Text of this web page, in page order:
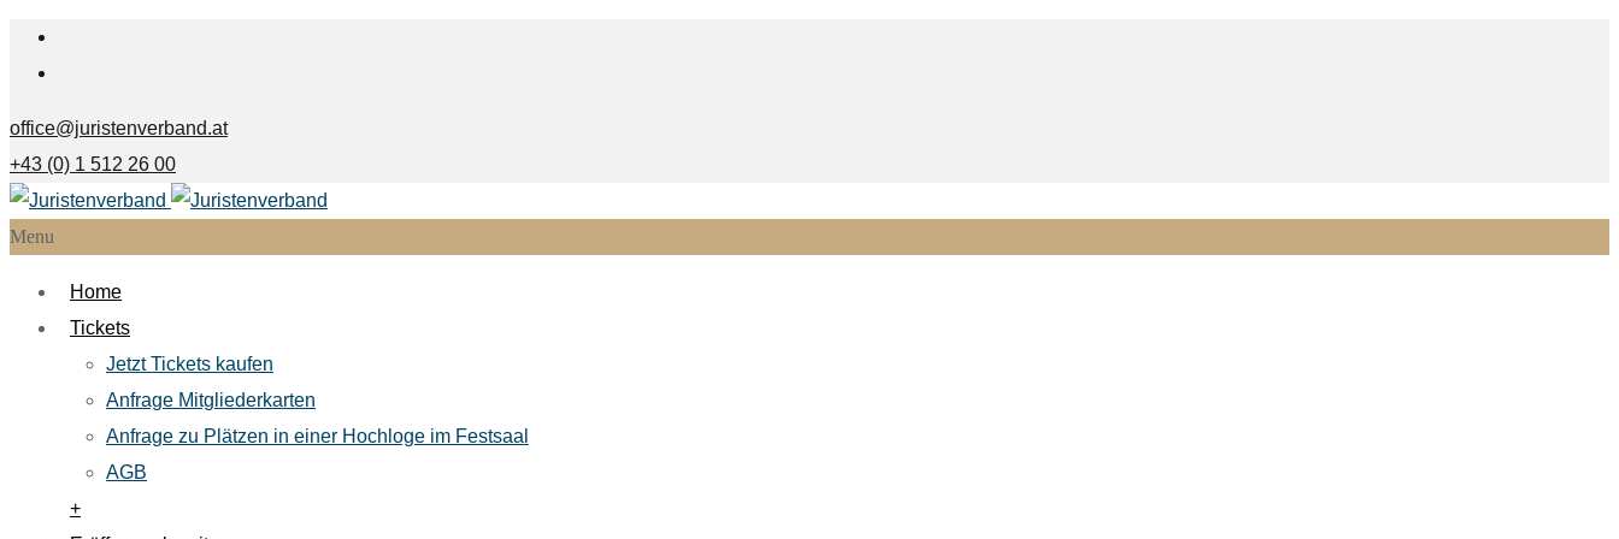
office@juristenverband.at
+43 (0) 1 512 26 00
Menu
Home
Tickets
Jetzt Tickets kaufen
Anfrage Mitgliederkarten
Anfrage zu Plätzen in einer Hochloge im Festsaal
AGB
+